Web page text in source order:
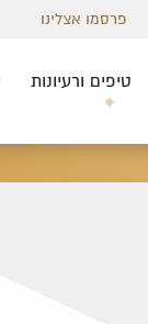
פרסמו אצלינו
טיפים ורעיונות